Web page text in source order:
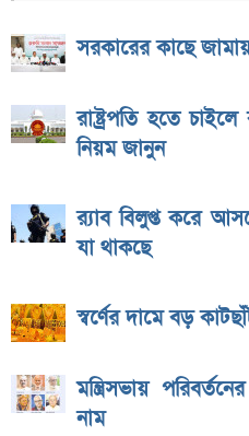
সরকারের কাছে
রাষ্ট্রপতি হতে
নিয়ম জানুন
র‌্যাব বিলুপ্ত করে
যা থাকছে
স্বর্ণের দামে বড়
মন্ত্রিসভায়
নাম